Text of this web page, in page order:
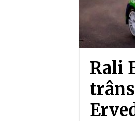
Rali